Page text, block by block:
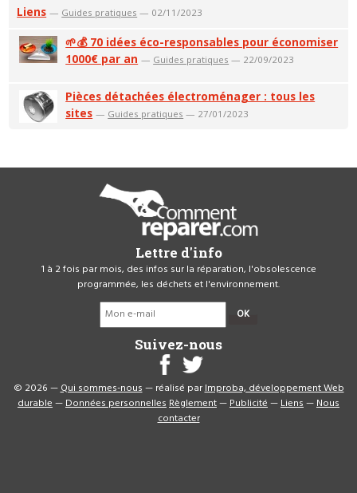
Liens — Guides pratiques — 02/11/2023
🌱💰 70 idées éco-responsables pour économiser
1000€ par an — Guides pratiques — 22/09/2023
Pièces détachées électroménager : tous les
sites — Guides pratiques — 27/01/2023
Lettre d'info
1 à 2 fois par mois, des infos sur la réparation, l'obsolescence
programmée, les déchets et l'environnement.
OK
Suivez-nous
© 2026 —Qui sommes-nous— réalisé parImproba, développement Web
durable—Données personnellesRèglement—Publicité—Liens—Nous
contacter